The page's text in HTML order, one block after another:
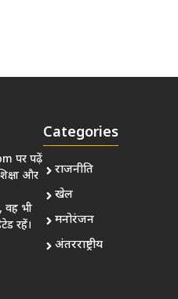
पर पढ़ें
और
वह भी
रहें।
Categories
राजनीति
खेल
मनोरंजन
अंतरराष्ट्रीय